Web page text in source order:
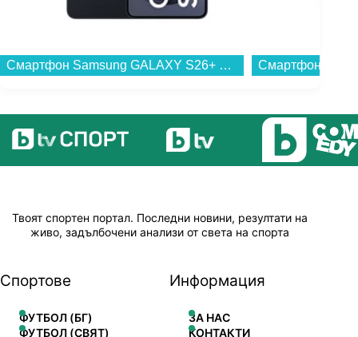
Смартфон Samsung GALAXY S26+ 512GB BLACK SM-S947BZKG , 12 GB, 512 GB...
Твоят спортен портал. Последни новини, резултати на
живо, задълбочени анализи от света на спорта
Спортове
ФУТБОЛ (БГ)
ФУТБОЛ (СВЯТ)
Информация
ЗА НАС
КОНТАКТИ